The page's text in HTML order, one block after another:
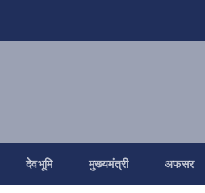
देवभूमि मुख्यमंत्री अफसर